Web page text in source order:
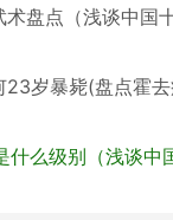
术盘点（浅谈中国
23岁暴毙(盘点霍
什么级别（浅谈中